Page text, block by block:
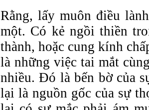
Rằng, lấy muôn điều
một. Có kẻ ngồi thiền
thành, hoặc cung kính
là những việc tai mắt
nhiều. Đó là bến bờ của
lại là nguồn gốc của sự